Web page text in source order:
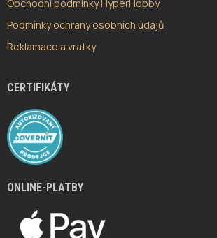
Obchodní podmínky HyperHobby
Podmínky ochrany osobních údajů
Reklamace a vratky
CERTIFIKÁTY
ONLINE-PLATBY